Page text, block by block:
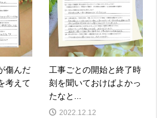
傷んだ
考えて
工事ごとの開始と終了時
刻を聞いておけばよかっ
たなと...
2022.12.12